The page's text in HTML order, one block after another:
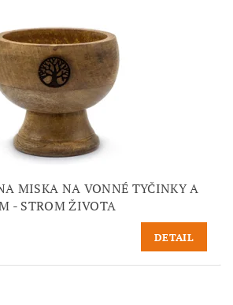
MISKA NA VONNÉ TYČINKY A
- STROM ŽIVOTA
DETAIL